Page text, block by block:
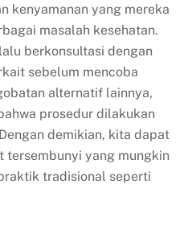
kenyamanan yang mereka
masalah kesehatan.
berkonsultasi dengan
sebelum mencoba
alternatif lainnya,
prosedur dilakukan
demikian, kita dapat
tersembunyi yang mungkin
tradisional seperti